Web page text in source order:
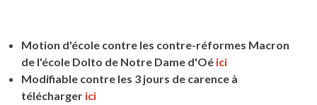
Motion d'école contre les contre-réformes Macron
de l'école Dolto de Notre Dame d'Oé ici
Modifiable contre les 3 jours de carence à
télécharger ici